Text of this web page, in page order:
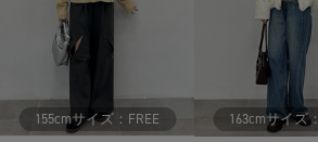
155cmサイズ： FREE 163cmサイズ：